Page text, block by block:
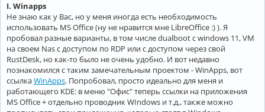
I. Winapps
Не знаю как у Вас, но у меня иногда есть необходимость
использовать MS Office (ну не нравится мне LibreOffice :) ). Я
пробовал разные варианты, в том числе dualboot с windows 11, VM
на своем Nas с доступом по RDP или c доступом через свой
RustDesk, но как-то было не очень удобно. И вот недавно
познакомился с таким замечательным проектом - WinApps, вот
ссылкаWinApps. Попробовал, просто идеально для меня и
работающего KDE: в меню "Офис" теперь ссылки на приложения
MS Office + отдельно проводник WIndows и т.д., также можно